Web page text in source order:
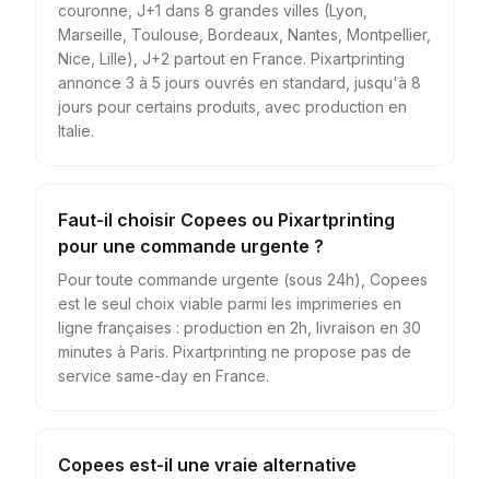
couronne, J+1 dans 8 grandes villes (Lyon,
Marseille, Toulouse, Bordeaux, Nantes, Montpellier,
Nice, Lille), J+2 partout en France. Pixartprinting
annonce 3 à 5 jours ouvrés en standard, jusqu'à 8
jours pour certains produits, avec production en
Italie.
Faut-il choisir Copees ou Pixartprinting
pour une commande urgente ?
Pour toute commande urgente (sous 24h), Copees
est le seul choix viable parmi les imprimeries en
ligne françaises : production en 2h, livraison en 30
minutes à Paris. Pixartprinting ne propose pas de
service same-day en France.
Copees est-il une vraie alternative